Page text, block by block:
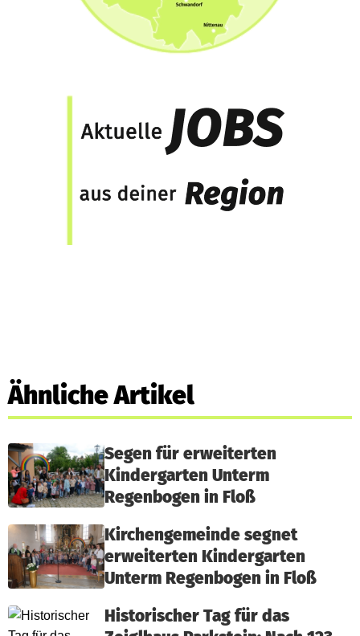
Ähnliche Artikel
Segen für erweiterten
Kindergarten Unterm
Regenbogen in Floß
Kirchengemeinde segnet
erweiterten Kindergarten
Unterm Regenbogen in Floß
Historischer Tag für das